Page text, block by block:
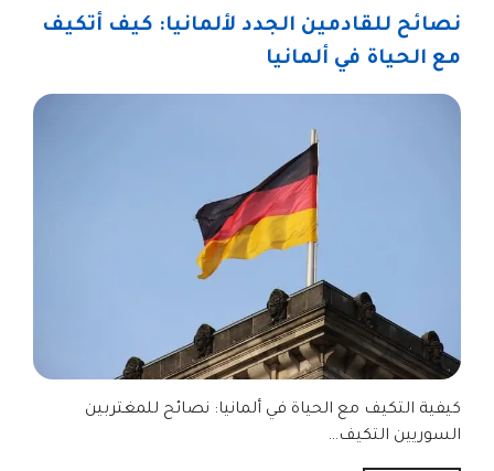
نصائح للقادمين الجدد لألمانيا: كيف أتكيف
مع الحياة في ألمانيا
كيفية التكيف مع الحياة في ألمانيا: نصائح للمغتربين
السوريين التكيف…